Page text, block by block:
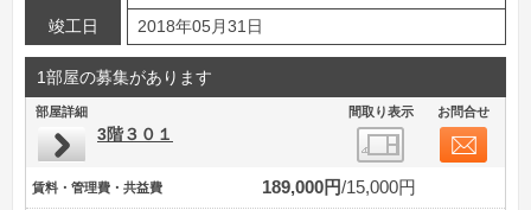
竣工日
2018年05月31日
1部屋の募集があります
部屋詳細 間取り表示 お問合せ
3階３０１
賃料・管理費・共益費 189,000円 15,000円